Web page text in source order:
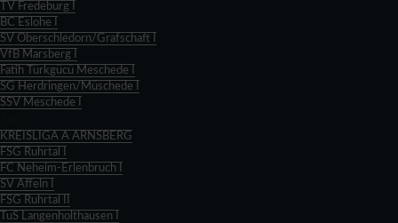
TV Fredeburg I
BC Eslohe I
SV Oberschledorn/Grafschaft I
VfB Marsberg I
Fatih Türkgücü Meschede I
SG Herdringen/Müschede I
SSV Meschede I
KREISLIGA A ARNSBERG
FSG Ruhrtal I
FC Neheim-Erlenbruch I
SV Affeln I
FSG Ruhrtal II
TuS Langenholthausen I